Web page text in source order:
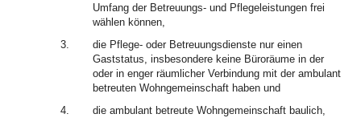
Umfang der Betreuungs- und Pflegeleistungen frei
wählen können,
3.
die Pflege- oder Betreuungsdienste nur einen
Gaststatus, insbesondere keine Büroräume in der
oder in enger räumlicher Verbindung mit der ambulant
betreuten Wohngemeinschaft haben und
4.
die ambulant betreute Wohngemeinschaft baulich,